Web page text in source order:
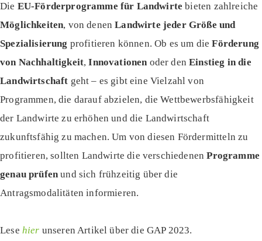
Die EU-Förderprogramme für Landwirte bieten zahlreiche
Möglichkeiten, von denenLandwirte jeder Größe und
Spezialisierung profitieren können. Ob es um dieFörderung
von Nachhaltigkeit,Innovationenoder denEinstieg in die
Landwirtschaft geht – es gibt eine Vielzahl von
Programmen, die darauf abzielen, die Wettbewerbsfähigkeit
der Landwirte zu erhöhen und die Landwirtschaft
zukunftsfähig zu machen. Um von diesen Fördermitteln zu
profitieren, sollten Landwirte die verschiedenenProgramme
genau prüfenund sich frühzeitig über die
Antragsmodalitäten informieren.
Lese hier unseren Artikel über die GAP 2023.